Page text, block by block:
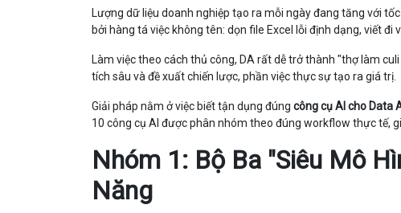
Lượng dữ liệu doanh nghiệp tạo ra mỗi ngày đang tăng với
bởi hàng tá việc không tên: dọn file Excel lỗi định dạng, viết
Làm việc theo cách thủ công, DA rất dễ trở thành "thợ làm
tích sâu và đề xuất chiến lược, phần việc thực sự tạo ra giá trị.
Giải pháp nằm ở việc biết tận dụng đúng công cụ AI cho Data
10 công cụ AI được phân nhóm theo đúng workflow thực tế,
Nhóm 1: Bộ Ba "Siêu Mô
Năng